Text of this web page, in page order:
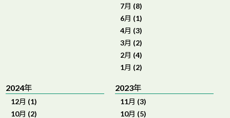
7月 (8)
6月 (1)
4月 (3)
3月 (2)
2月 (4)
1月 (2)
2024年
12月 (1)
10月 (2)
2023年
11月 (3)
10月 (5)